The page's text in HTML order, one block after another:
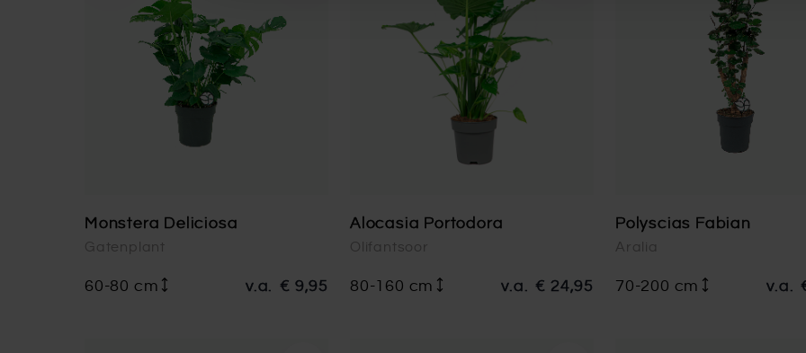
Monstera Deliciosa
Gatenplant
60-80 cm v.a. € 9,95
Alocasia Portodora
Olifantsoor
80-160 cm v.a. € 24,95
Polyscias Fabian
Aralia
70-200 cm v.a.